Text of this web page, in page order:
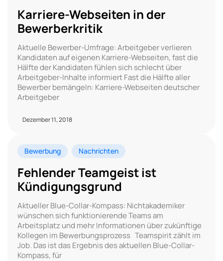
Karriere-Webseiten in der
Bewerberkritik
Aktuelle Bewerber-Umfrage: Arbeitgeber verlieren
Kandidaten auf eigenen Karriere-Webseiten, fast die
Hälfte der Kandidaten fühlen sich schlecht über
Arbeitgeber-Inhalte informiert Fast die Hälfte aller
Bewerber bemängeln: Karriere-Webseiten deutscher
Arbeitgeber
Dezember 11, 2018
Bewerbung Nachrichten
Fehlender Teamgeist ist
Kündigungsgrund
Aktueller Blue-Collar-Kompass: Nichtakademiker
wünschen sich funktionierende Teams am
Arbeitsplatz und mehr Informationen über zukünftige
Kollegen im Bewerbungsprozess Teamspirit zählt im
Job. Das ist das Ergebnis des aktuellen Blue-Collar-
Kompass, für